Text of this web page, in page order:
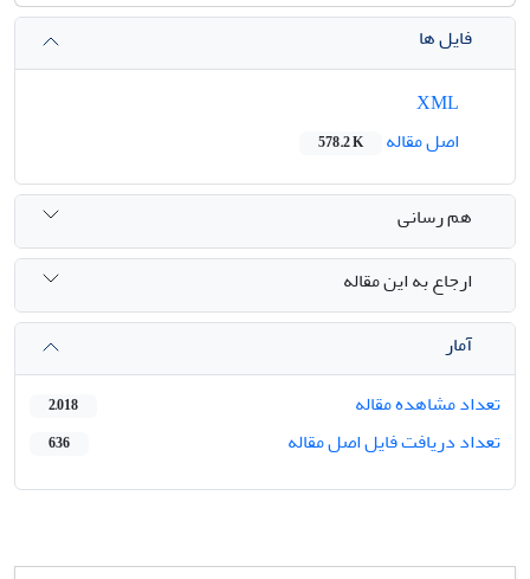
فایل ها
اصل مقاله
578.2 K
هم رسانی
ارجاع به این مقاله
آمار
تعداد مشاهده مقاله
2,018
تعداد دریافت فایل اصل مقاله 636